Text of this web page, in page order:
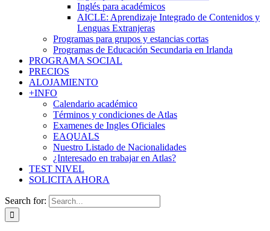
Inglés para académicos
AICLE: Aprendizaje Integrado de Contenidos y
Lenguas Extranjeras
Programas para grupos y estancias cortas
Programas de Educación Secundaria en Irlanda
PROGRAMA SOCIAL
PRECIOS
ALOJAMIENTO
+INFO
Calendario académico
Términos y condiciones de Atlas
Examenes de Ingles Oficiales
EAQUALS
Nuestro Listado de Nacionalidades
¿Interesado en trabajar en Atlas?
TEST NIVEL
SOLICITA AHORA
Search for: